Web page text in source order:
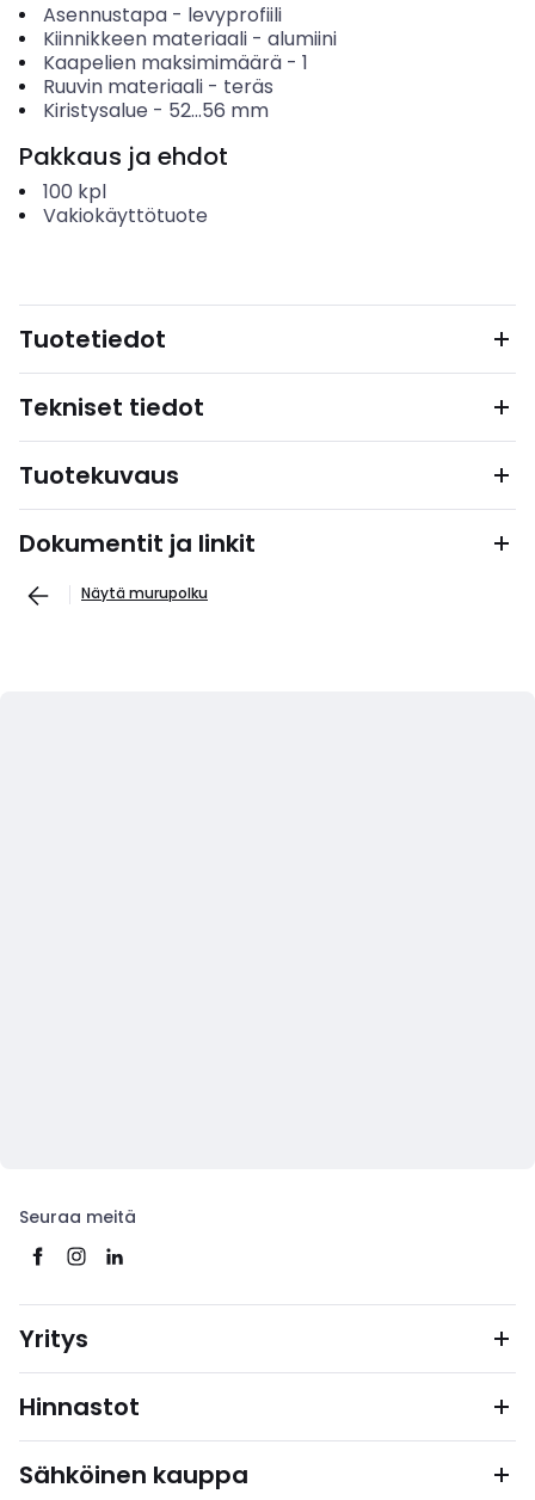
Asennustapa- levyprofiili
Kiinnikkeen materiaali- alumiini
Kaapelien maksimimäärä- 1
Ruuvin materiaali- teräs
Kiristysalue - 52...56 mm
Pakkaus ja ehdot
100 kpl
Vakiokäyttötuote
Tuotetiedot
Tekniset tiedot
Tuotekuvaus
Dokumentit ja linkit
Näytä murupolku
Seuraa meitä
Yritys
Hinnastot
Sähköinen kauppa